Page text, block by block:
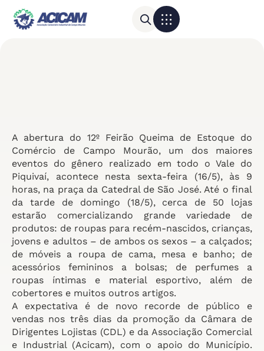
A abertura do 12º Feirão Queima de Estoque do
Comércio de Campo Mourão, um dos maiores
eventos do gênero realizado em todo o Vale do
Piquivaí, acontece nesta sexta-feira (16/5), às 9
horas, na praça da Catedral de São José. Até o final
da tarde de domingo (18/5), cerca de 50 lojas
estarão comercializando grande variedade de
produtos: de roupas para recém-nascidos, crianças,
jovens e adultos – de ambos os sexos – a calçados;
de móveis a roupa de cama, mesa e banho; de
acessórios femininos a bolsas; de perfumes a
roupas íntimas e material esportivo, além de
cobertores e muitos outros artigos.
A expectativa é de novo recorde de público e
vendas nos três dias da promoção da Câmara de
Dirigentes Lojistas (CDL) e da Associação Comercial
e Industrial (Acicam), com o apoio do Município.